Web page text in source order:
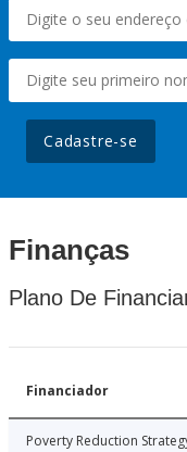
Cadastre-se
Finanças
Plano De
Financiador
Poverty Reduction